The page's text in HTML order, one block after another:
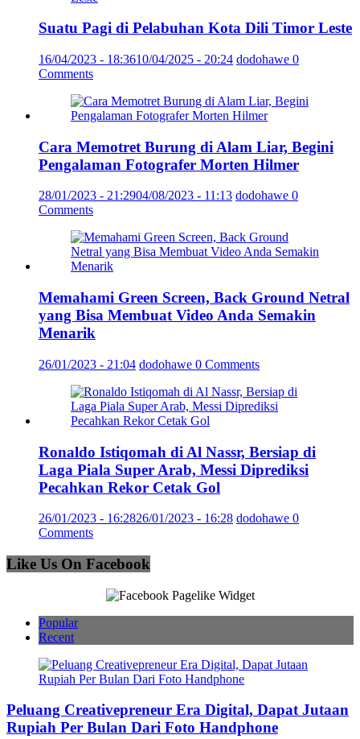
Suatu Pagi di Pelabuhan Kota Dili Timor Leste
16/04/2023 - 18:3610/04/2025 - 20:24 dodohawe 0
Comments
Cara Memotret Burung di Alam Liar, Begini
Pengalaman Fotografer Morten Hilmer
28/01/2023 - 21:2904/08/2023 - 11:13 dodohawe 0
Comments
Memahami Green Screen, Back Ground Netral
yang Bisa Membuat Video Anda Semakin
Menarik
26/01/2023 - 21:04 dodohawe 0 Comments
Ronaldo Istiqomah di Al Nassr, Bersiap di
Laga Piala Super Arab, Messi Diprediksi
Pecahkan Rekor Cetak Gol
26/01/2023 - 16:2826/01/2023 - 16:28 dodohawe 0
Comments
Like Us On Facebook
Popular
Recent
Peluang Creativepreneur Era Digital, Dapat Jutaan
Rupiah Per Bulan Dari Foto Handphone